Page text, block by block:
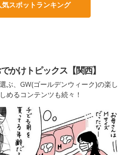
スポットランキング
かけトピックス【関西】
ぶ、GW(ゴールデンウィーク)の楽し
めるコンテンツも続々！